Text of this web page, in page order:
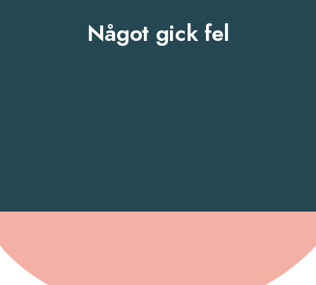
Något gick fel